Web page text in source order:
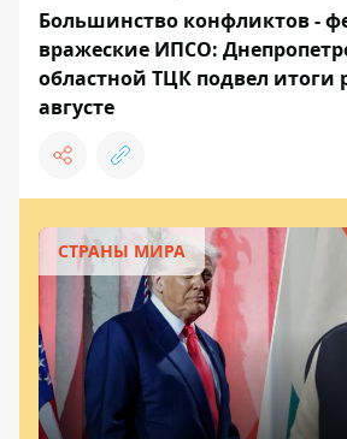
Большинство конфликтов -
вражеские ИПСО:
областной ТЦК подвел итоги
августе
СТРАНЫ МИРА